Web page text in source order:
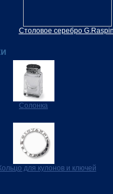
Столовое серебро
Солонка
для кулонов и ключей